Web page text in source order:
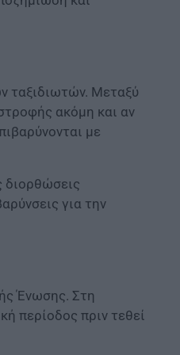
ταξιδιωτών. Μεταξύ
ακόμη και αν
με
διορθώσεις
για την
Ένωσης. Στη
περίοδος πριν τεθεί